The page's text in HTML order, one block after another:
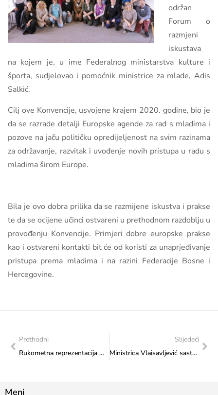
održan
Forum o
razmjeni
iskustava
na kojem je, u ime Federalnog ministarstva kulture i
športa, sudjelovao i pomoćnik ministrice za mlade, Adis
Salkić.
Cilj ove Konvencije, usvojene krajem 2020. godine, bio je
da se razrade detalji Europske agende za rad s mladima i
pozove na jaču političku opredijeljenost na svim razinama
za održavanje, razvitak i uvođenje novih pristupa u radu s
mladima širom Europe.
Bila je ovo dobra prilika da se razmijene iskustva i prakse
te da se ocijene učinci ostvareni u prethodnom razdoblju u
provođenju Konvencije. Primjeri dobre europske prakse
kao i ostvareni kontakti bit će od koristi za unaprjeđivanje
pristupa prema mladima i na razini Federacije Bosne i
Hercegovine.
Prethodni
Rukometna reprezentacija Bosne i Hercegovine dobila protivnike na Europskom prvenstvu: Sretno rukometnim Zmajevima
Slijedeći
Ministrica Vlaisavljević sastala se s predstavnicima Narodnog pozorišta Sarajevo: Budimo tim za promjene
Meni